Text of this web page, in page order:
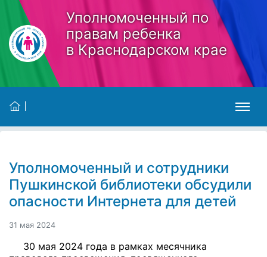
Skip to main content
Уполномоченный по
правам ребенка
в Краснодарском крае
Уполномоченный и сотрудники
Пушкинской библиотеки обсудили
опасности Интернета для детей
31 мая 2024
30 мая 2024 года в рамках месячника